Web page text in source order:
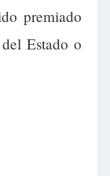
premiado
Estado o